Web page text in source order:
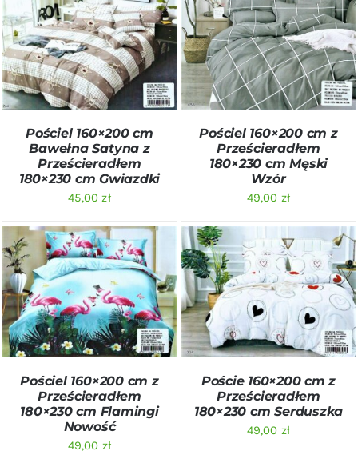
DODAJ DO KOSZYKA
/
SZCZEGÓŁY
Pościel 160×200 cm
Bawełna Satyna z
Prześcieradłem
180×230 cm Gwiazdki
45,00zł
DODAJ DO KOSZYKA
/
SZCZEGÓŁY
Pościel 160×200 cm z
Prześcieradłem
180×230 cm Męski
Wzór
49,00 zł
DODAJ DO KOSZYKA
/
SZCZEGÓŁY
Pościel 160×200 cm z
Prześcieradłem
180×230 cm Flamingi
Nowość
49,00 zł
DODAJ DO KOSZYKA
/
SZCZEGÓŁY
Poście 160×200 cm z
Prześcieradłem
180×230 cm Serduszka
49,00 zł